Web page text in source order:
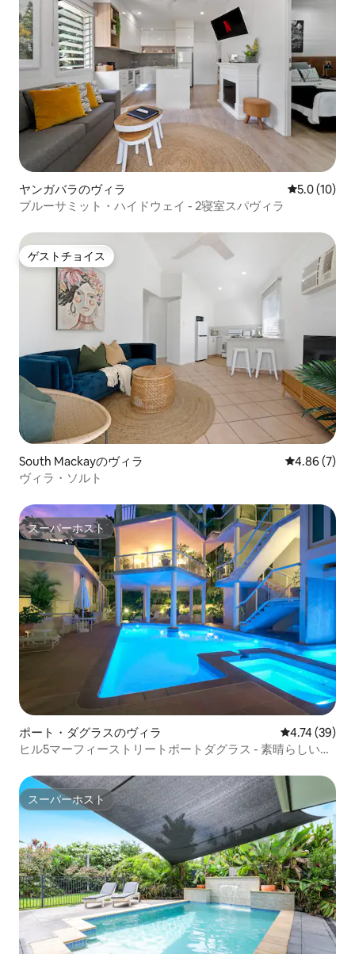
ヤンガバラのヴィラ レビュー10
5.0 (10)
ブルーサミット・ハイドウェイ - 2寝室スパヴィラ
ゲストチョイス
ゲストチョイス
South Mackayのヴィラ レビュー7
4.86 (7)
ヴィラ・ソルト
スーパーホスト
スーパーホスト
ポート・ダグラスのヴィラ レビュー39
4.74 (39)
ヒル5マーフィーストリートポートダグラス - 素晴らしい眺
スーパーホスト
スーパーホスト